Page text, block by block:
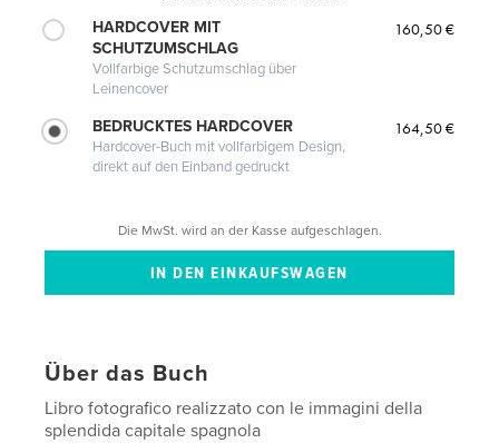
HARDCOVER MIT
SCHUTZUMSCHLAG
Vollfarbige Schutzumschlag über
Leinencover
160,50 €
BEDRUCKTES HARDCOVER
Hardcover-Buch mit vollfarbigem Design,
direkt auf den Einband gedruckt
164,50 €
Die MwSt. wird an der Kasse aufgeschlagen.
Über das Buch
Libro fotografico realizzato con le immagini della
splendida capitale spagnola